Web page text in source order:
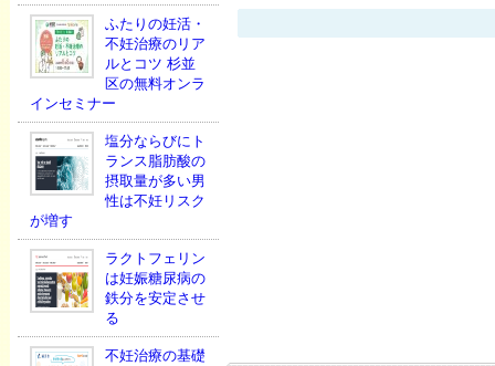
ふたりの妊活・
不妊治療のリア
ルとコツ 杉並
区の無料オンラ
インセミナー
塩分ならびにト
ランス脂肪酸の
摂取量が多い男
性は不妊リスク
が増す
ラクトフェリン
は妊娠糖尿病の
鉄分を安定させ
る
不妊治療の基礎